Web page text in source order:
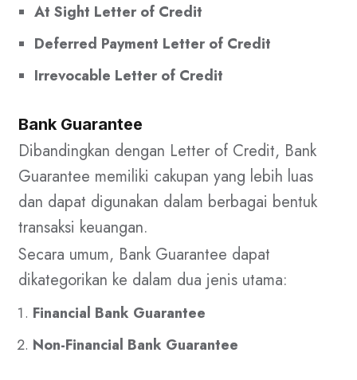
At Sight Letter of Credit
Deferred Payment Letter of Credit
Irrevocable Letter of Credit
Bank Guarantee
Dibandingkan dengan Letter of Credit, Bank
Guarantee memiliki cakupan yang lebih luas
dan dapat digunakan dalam berbagai bentuk
transaksi keuangan.
Secara umum, Bank Guarantee dapat
dikategorikan ke dalam dua jenis utama:
Financial Bank Guarantee
Non-Financial Bank Guarantee